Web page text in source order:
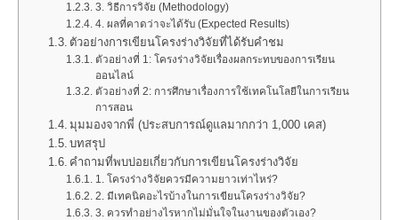
3. วิธีการวิจัย (Methodology)
4. ผลที่คาดว่าจะได้รับ (Expected Results)
ตัวอย่างการเขียนโครงร่างวิจัยที่ได้รับคำชม
ตัวอย่างที่ 1: โครงร่างวิจัยเรื่องผลกระทบของการเรียน
ออนไลน์
ตัวอย่างที่ 2: การศึกษาเรื่องการใช้เทคโนโลยีในการเรียน
การสอน
มุมมองจากพี่ (ประสบการณ์ดูแลมากกว่า 1,000 เคส)
บทสรุป
คำถามที่พบบ่อยเกี่ยวกับการเขียนโครงร่างวิจัย
1. โครงร่างวิจัยควรมีความยาวเท่าไหร่?
2. มีเทคนิคอะไรบ้างในการเขียนโครงร่างวิจัย?
3. ควรทำอย่างไรหากไม่มั่นใจในงานของตัวเอง?